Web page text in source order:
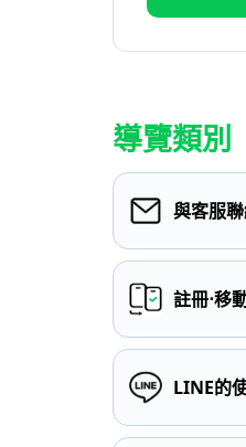
導覽類別
與客服
註冊⋅移
LINE的